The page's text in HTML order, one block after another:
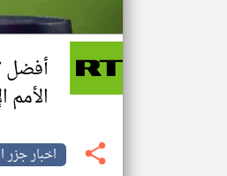
الأمم
اخبار جزر